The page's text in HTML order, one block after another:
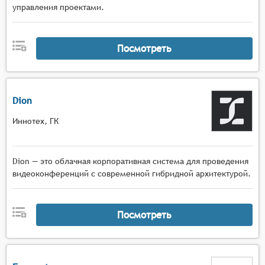
управления проектами.
Посмотреть
Dion
Иннотех, ГК
Dion — это облачная корпоративная система для проведения
видеоконференций с современной гибридной архитектурой.
Посмотреть